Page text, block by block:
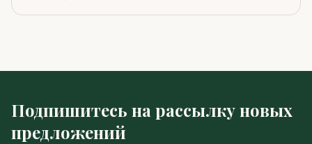
Подпишитесь на рассылку новых
предложений